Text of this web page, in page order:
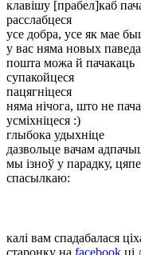
клавішу [прабел]каб
расслабцеся
усе добра, усе як мае
у вас няма новых
пошта можа й пачакаць
супакойцеся
пацягніцеся
няма нічога, што не
усміхніцеся :)
глыбока удыхніце
дазвольце вачам
мы ізноў у парадку,
спасылкаю:
калі вам спадабалася
старонку на facebook ці